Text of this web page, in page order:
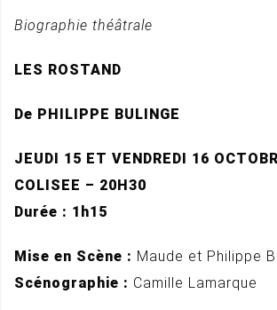
Biographie théâtrale
LES ROSTAND
De PHILIPPE BULINGE
JEUDI 15 ET VENDREDI 16
COLISEE – 20H30
Durée : 1h15
Mise en Scène : Maude et Philippe
Scénographie : Camille Lamarque